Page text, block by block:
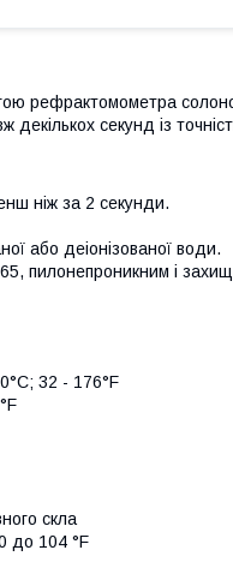
рефрактомометра
секунд із
ніж за 2 секунди.
або деіонізованої води.
пилонепроникним і
32 - 176°F
скла
до 104 °F